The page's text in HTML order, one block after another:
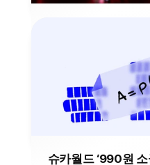
전통적 마케팅 퍼
AI 시대의 전통적 마케팅이
(Loop Marketing)을 토대
축해야합니다.
MARKETING 2025년 9월 10
슈카월드 ‘990원